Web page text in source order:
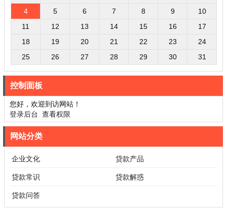
4
5 6 7 8 9
10
11
12 13 14 15 16
17
18
19 20 21 22 23
24
25
26 27 28 29 30 31
控制面板
您好，欢迎到访网站！
登录后台 查看权限
网站分类
企业文化 贷款产品
贷款常识 贷款解惑
贷款问答